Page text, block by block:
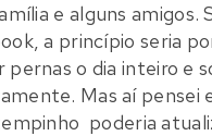
e alguns amigos.
a princípio seria
o dia inteiro e
Mas aí
poderia